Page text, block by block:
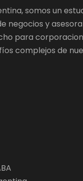
somos un
negocios y
para
complejos de